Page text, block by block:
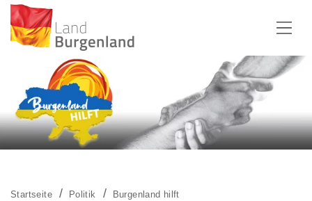
Zum Inhalt
Zum Menü
Zur Suche
Startseite Politik Burgenland hilft